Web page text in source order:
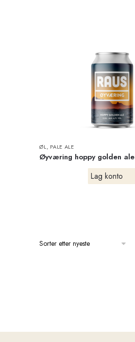
ØL, PALE ALE
Øyværing hoppy golden ale
Lag konto